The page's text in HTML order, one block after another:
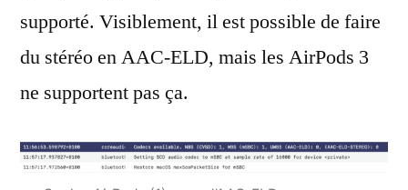
supporté. Visiblement, il est possible de faire
du stéréo en AAC-ELD, mais les AirPods 3
ne supportent pas ça.